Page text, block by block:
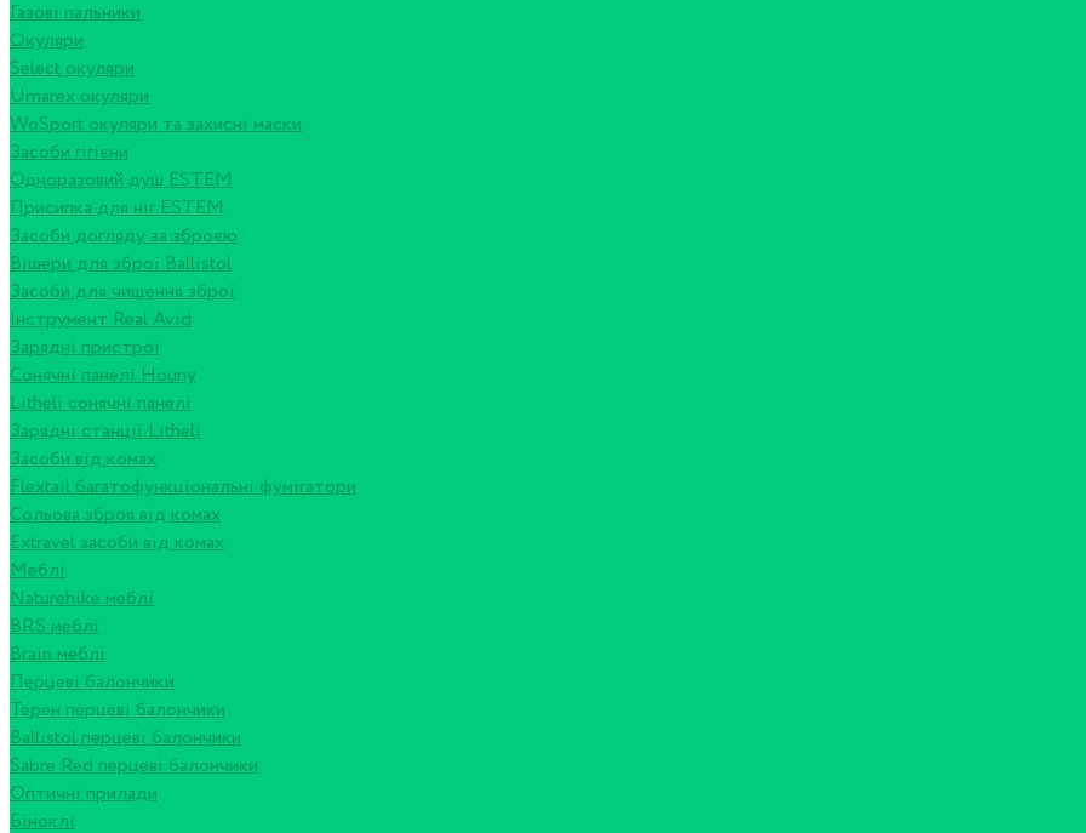
Газові пальники
Окуляри
Select окуляри
Umarex окуляри
WoSport окуляри та захисні маски
Засоби гігієни
Одноразовий душ ESTEM
Присипка для ніг ESTEM
Засоби догляду за зброєю
Вішери для зброї Ballistol
Засоби для чищення зброї
Інструмент Real Avid
Зарядні пристрої
Сонячні панелі Houny
Litheli сонячні панелі
Зарядні станції Litheli
Засоби від комах
Flextail багатофункціональні фумігатори
Сольова зброя від комах
Extravel засоби від комах
Меблі
Naturehike меблі
BRS меблі
Brain меблі
Перцеві балончики
Терен перцеві балончики
Ballistol перцеві балончики
Sabre Red перцеві балончики
Оптичні прилади
Біноклі